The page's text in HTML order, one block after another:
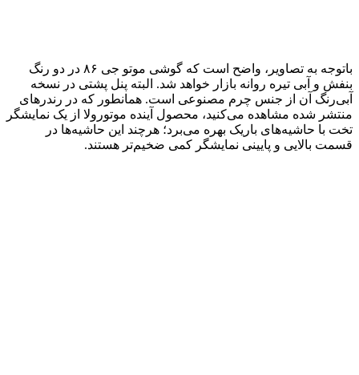
باتوجه به تصاویر، واضح است که گوشی موتو جی ۸۶ در دو رنگ
بنفش و آبی تیره روانه بازار خواهد شد. البته پنل پشتی در نسخه
آبی‌رنگ آن از جنس چرم مصنوعی است. همانطور که در رندرهای
منتشر شده مشاهده می‌کنید، محصول آینده موتورولا از یک نمایشگر
تخت با حاشیه‌های باریک بهره می‌برد؛ هرچند این حاشیه‌ها در
قسمت بالایی و پایینی نمایشگر کمی ضخیم‌تر هستند.